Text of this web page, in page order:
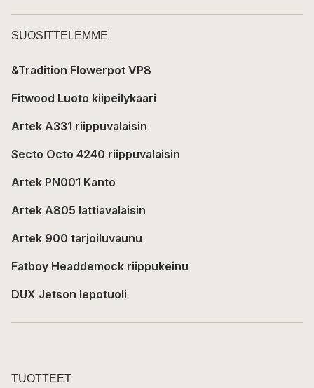
SUOSITTELEMME
&Tradition Flowerpot VP8
Fitwood Luoto kiipeilykaari
Artek A331 riippuvalaisin
Secto Octo 4240 riippuvalaisin
Artek PN001 Kanto
Artek A805 lattiavalaisin
Artek 900 tarjoiluvaunu
Fatboy Headdemock riippukeinu
DUX Jetson lepotuoli
TUOTTEET